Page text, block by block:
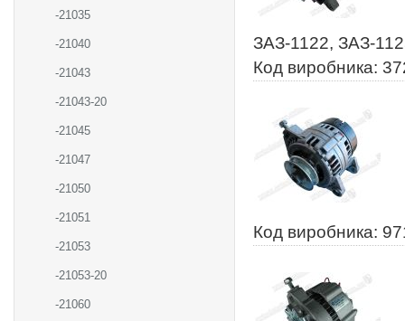
-21035
-21040
-21043
-21043-20
-21045
-21047
-21050
-21051
-21053
-21053-20
-21060
ЗАЗ-1122, ЗАЗ-
Код виробника:
Код виробника: